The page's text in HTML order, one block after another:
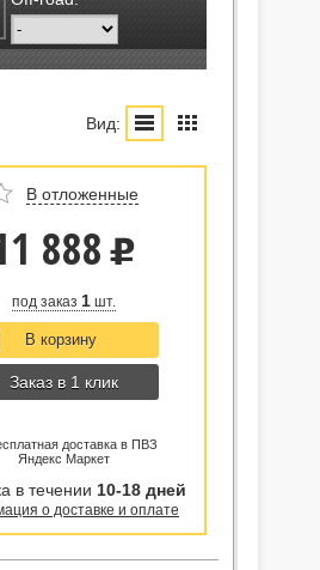
Вид:
В отложенные
888 u
под заказ 1шт.
Заказ в 1 клик
доставка в ПВЗ
Яндекс Маркет
в течении 10-18 дней
о доставке и оплате